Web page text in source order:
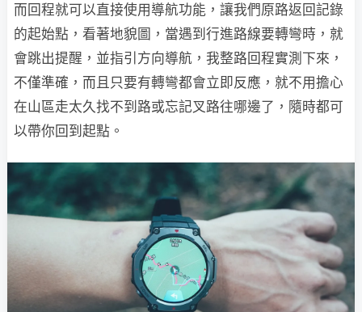
而回程就可以直接使用導航功能，讓我們原路返回記錄
的起始點，看著地貌圖，當遇到行進路線要轉彎時，就
會跳出提醒，並指引方向導航，我整路回程實測下來，
不僅準確，而且只要有轉彎都會立即反應，就不用擔心
在山區走太久找不到路或忘記叉路往哪邊了，隨時都可
以帶你回到起點。